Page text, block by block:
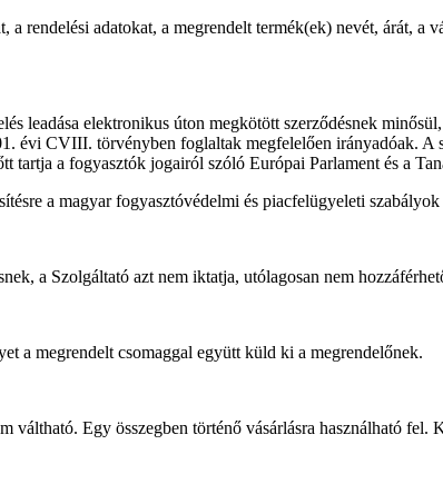
rendelési adatokat, a megrendelt termék(ek) nevét, árát,
leadása elektronikus úton megkötött szerződésnek
évi CVIII. törvényben foglaltak megfelelően irányadóak. A
a fogyasztók jogairól szóló Európai Parlament és a
a magyar fogyasztóvédelmi és piacfelügyeleti
a Szolgáltató azt nem iktatja, utólagosan nem
a megrendelt csomaggal együtt küld ki a megrendelőnek.
Egy összegben történő vásárlásra használható fel.